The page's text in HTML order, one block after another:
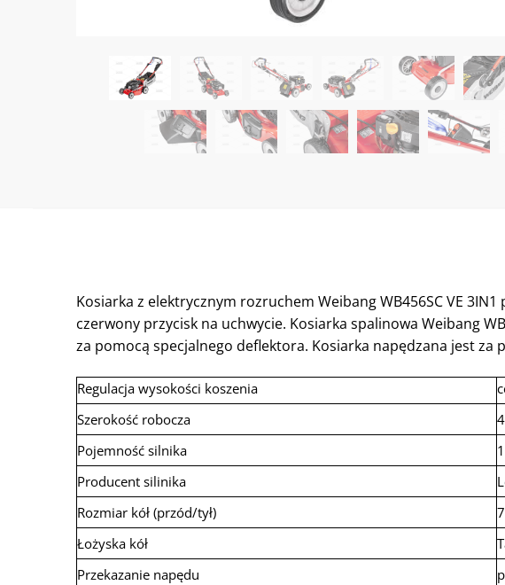
Kosiarka z elektrycznym rozruchem Weibang WB456SC VE
czerwony przycisk na uchwycie. Kosiarka spalinowa Weibang
za pomocą specjalnego deflektora. Kosiarka napędzana jest za
Regulacja wysokości koszenia
Szerokość robocza
Pojemność silnika
Producent silinika
Rozmiar kół (przód/tył)
Łożyska kół
Przekazanie napędu